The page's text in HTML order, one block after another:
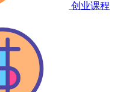
创业课程